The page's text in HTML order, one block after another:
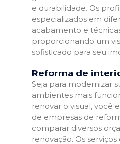
e durabilidade. Os
especializados em
acabamento e
proporcionando um
sofisticado para seu
Reforma de
Seja para modernizar
ambientes mais
renovar o visual, você
de empresas de
comparar diversos
renovação. Os